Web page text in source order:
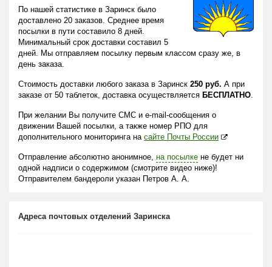
По нашей статистике в Заринск было
доставлено 20 заказов. Среднее время
посылки в пути составило 8 дней.
Минимальный срок доставки составил 5
дней. Мы отправляем посылку первым классом сразу же, в
день заказа.
Стоимость доставки любого заказа в Заринск 250 руб. А при
заказе от 50 таблеток, доставка осуществляется БЕСПЛАТНО.
При желании Вы получите СМС и e-mail-сообщения о
движении Вашей посылки, а также номер РПО для
дополнительного мониторинга на сайте Почты России
Отправление абсолютно анонимное, на посылке не будет ни
одной надписи о содержимом (смотрите видео ниже)!
Отправителем бандероли указан Петров А. А.
Адреса почтовых отделений Заринска